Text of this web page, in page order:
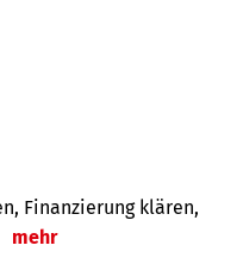
Finanzierung klären,
mehr